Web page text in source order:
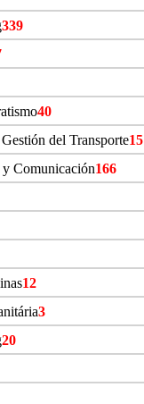
339
40
del Transporte15
Comunicación166
12
3
20